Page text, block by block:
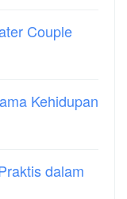
Couple
Kehidupan
dalam